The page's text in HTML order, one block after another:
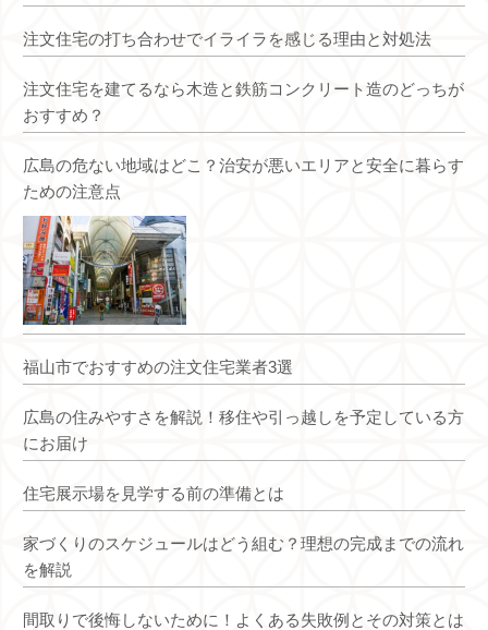
注文住宅の打ち合わせでイライラを感じる理由と対処法
注文住宅を建てるなら木造と鉄筋コンクリート造のどっちが
おすすめ？
広島の危ない地域はどこ？治安が悪いエリアと安全に暮らす
ための注意点
福山市でおすすめの注文住宅業者3選
広島の住みやすさを解説！移住や引っ越しを予定している方
にお届け
住宅展示場を見学する前の準備とは
家づくりのスケジュールはどう組む？理想の完成までの流れ
を解説
間取りで後悔しないために！よくある失敗例とその対策とは